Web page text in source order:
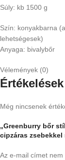
Súly: kb 1500 g
Szín: konyakbarna
lehetségesek)
Anyaga: bivalybőr
Vélemények (0)
Értékelések
Még nincsenek
„Greenburry bőr
cipzáras
Az e-mail címet nem